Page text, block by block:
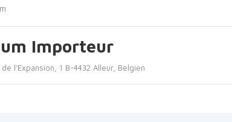
Importeur
de l’Expansion, 1 B-4432 Alleur, Belgien